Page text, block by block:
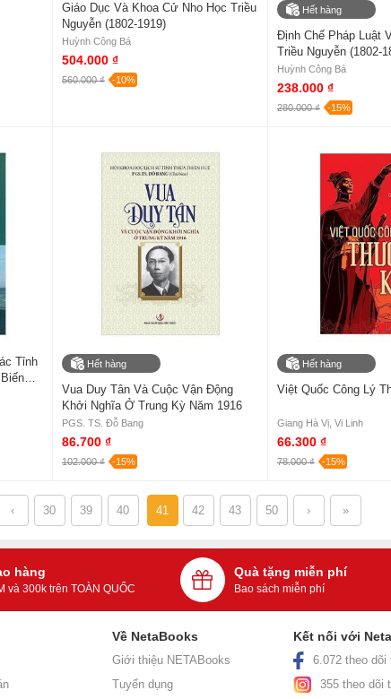
Giáo Dục Và Khoa Cử Nho Học Triều
Nguyễn (1802-1919)
Huỳnh Công Bá
504.000 ₫
560.000 ₫ -10%
Hết hàng
Định Chế Pháp Luật
Triều Nguyễn (1802-
Huỳnh Công Bá
238.000 ₫
280.000 ₫ -15%
Tỉnh
Hết hàng
Vua Duy Tân Và Cuộc Vận Động
Khởi Nghĩa Ở Trung Kỳ Năm 1916
PGS. TS. Đỗ Bang
86.700 ₫
102.000 ₫ -15%
Hết hàng
Việt Quốc Công Lý
Giang Hà Vị, Vi Linh
66.300 ₫
78.000 ₫ -15%
‹ 30 39 40 41 42 43 50 › »
hàng
và 300k trên TOÀN QUỐC
Quà tặng miễn phí
Bao sách miễn phí
Về NetaBooks
Giới thiệu NETABooks
Tuyển dụng
Kết nối với
6.072 theo dõi
355 theo dõi